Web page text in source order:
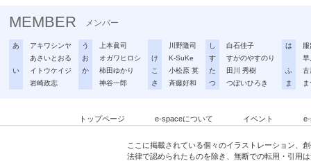
MEMBER メンバー
あ
アキワシンヤ
あさいとおる
い
イトウケイジ
岩崎政志
う
上本眞司
お
オガワヒロシ
か
柿田ゆかり
神谷一郎
川野隆司
け
K-SuKe
こ
小松原 英
さ
斉藤好和
し
白石佳子
す
すがのやすのり
た
田川 秀樹
つ
つぼいひろき
は
早
ふ
古
ま
トップページ e-spaceについて イベント
ここに掲載されている個々のイラストレーション、
法律で認められたものを除き、無断での転用・引用